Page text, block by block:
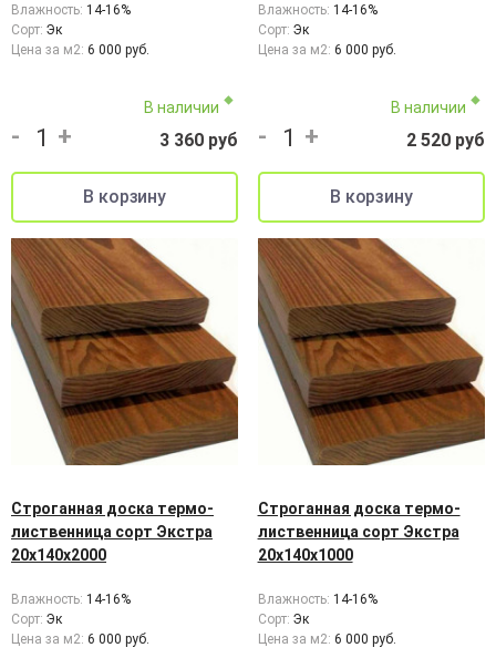
Влажность: 14-16%
Сорт: Эк
Цена за м2: 6 000 руб.
В наличии
- + 3 360 руб
Влажность: 14-16%
Сорт: Эк
Цена за м2: 6 000 руб.
В наличии
- + 2 520 руб
Строганная доска термо-
лиственница сорт Экстра
20х140х2000
Влажность: 14-16%
Сорт: Эк
Цена за м2: 6 000 руб.
Строганная доска термо-
лиственница сорт Экстра
20х140х1000
Влажность: 14-16%
Сорт: Эк
Цена за м2: 6 000 руб.